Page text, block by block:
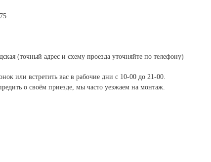
(точный адрес и схему проезда уточняйте по телефону)
или встретить вас в рабочие дни с 10-00 до 21-00.
о своём приезде, мы часто уезжаем на монтаж.